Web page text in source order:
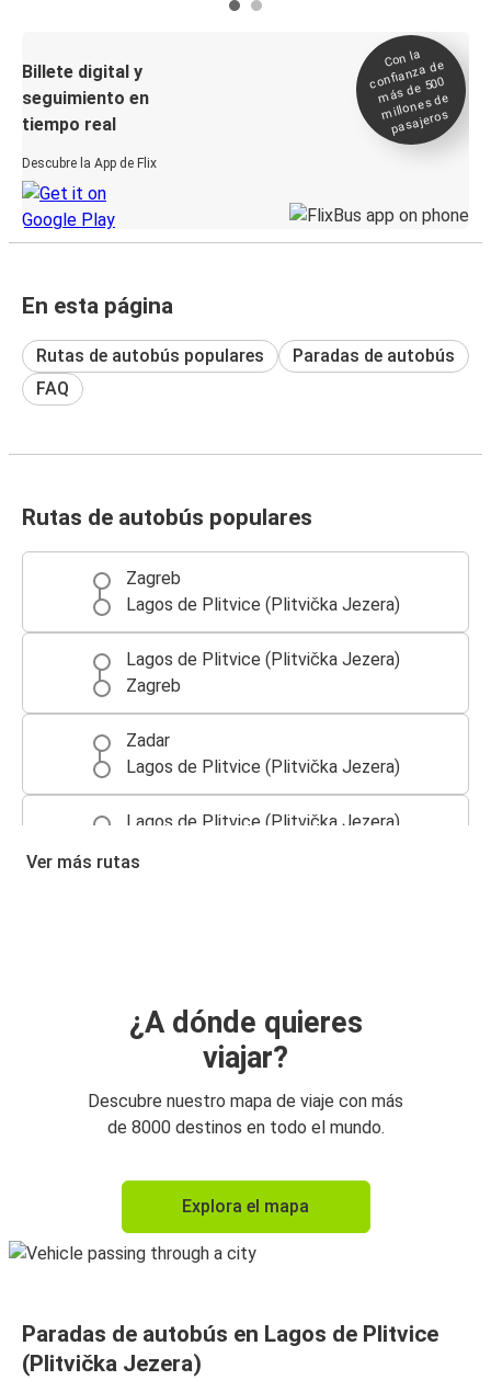
Billete digital y
seguimiento en
tiempo real
Descubre la App de Flix
Con la
confianza de
más de 500
millones de
pasajeros
En esta página
Rutas de autobús populares
Paradas de autobús
FAQ
Rutas de autobús populares
Zagreb
Lagos de Plitvice (Plitvička Jezera)
Lagos de Plitvice (Plitvička Jezera)
Zagreb
Zadar
Lagos de Plitvice (Plitvička Jezera)
Lagos de Plitvice (Plitvička Jezera)
Lagos de Plitvice (Plitvička Jezera)
Lagos de Plitvice (Plitvička Jezera)
Lagos de Plitvice (Plitvička Jezera)
Budapest
Korenica
Ver más rutas
¿A dónde quieres
viajar?
Descubre nuestro mapa de viaje con más
de 8000 destinos en todo el mundo.
Explora el mapa
Paradas de autobús en Lagos de Plitvice
(Plitvička Jezera)